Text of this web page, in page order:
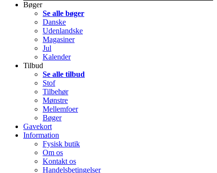
Bøger
Se alle bøger
Danske
Udenlandske
Magasiner
Jul
Kalender
Tilbud
Se alle tilbud
Stof
Tilbehør
Mønstre
Mellemfoer
Bøger
Gavekort
Information
Fysisk butik
Om os
Kontakt os
Handelsbetingelser